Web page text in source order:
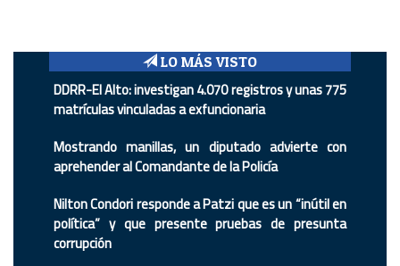
LO MÁS VISTO
DDRR-El Alto: investigan 4.070 registros y unas 775
matrículas vinculadas a exfuncionaria
Mostrando manillas, un diputado advierte con
aprehender al Comandante de la Policía
Nilton Condori responde a Patzi que es un “inútil en
política” y que presente pruebas de presunta
corrupción